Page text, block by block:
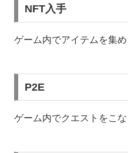
NFT入手
ゲーム内でアイテムを集
P2E
ゲーム内でクエストをこ